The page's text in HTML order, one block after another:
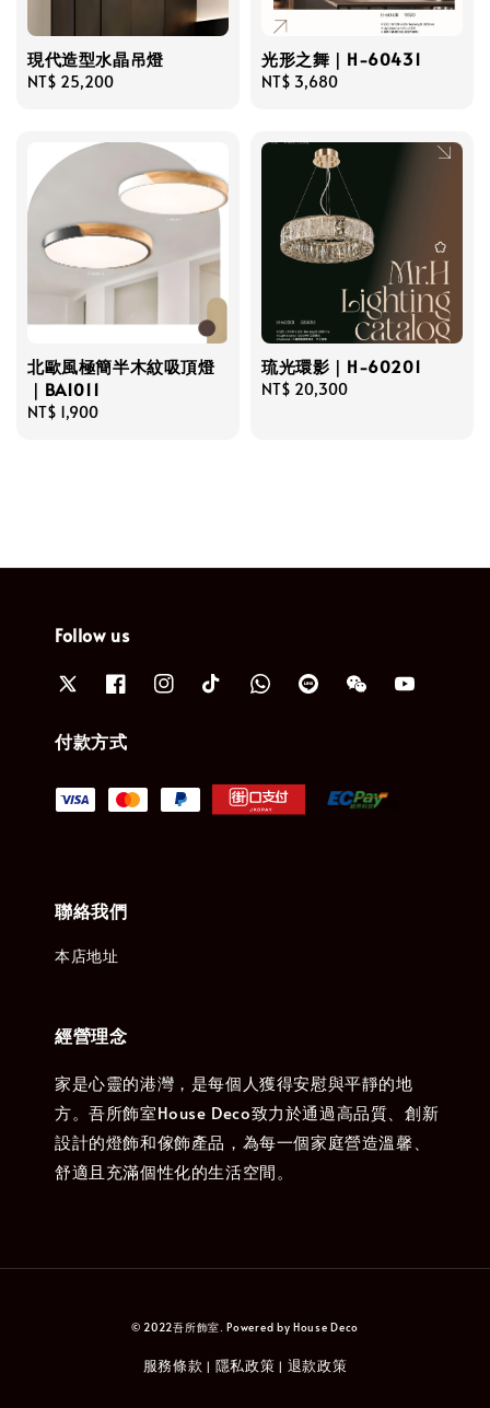
現代造型水晶吊燈
Regular
NT$ 25,200
光形之舞｜H-60431
Regular
NT$ 3,680
北歐風極簡半木紋吸頂燈
｜BA1011
Regular
NT$ 1,900
琉光環影｜H-60201
Regular
NT$ 20,300
Follow us
付款方式
聯絡我們
本店地址
經營理念
家是心靈的港灣，是每個人獲得安慰與平靜的地
方。吾所飾室House Deco致力於通過高品質、創新
設計的燈飾和傢飾產品，為每一個家庭營造溫馨、
舒適且充滿個性化的生活空間。
© 2022吾所飾室. Powered by House Deco
服務條款 | 隱私政策 | 退款政策